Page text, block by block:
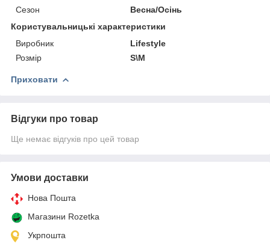
Сезон
Весна/Осінь
Користувальницькі характеристики
Виробник
Lifestyle
Розмір
S\M
Приховати
Відгуки про товар
Ще немає відгуків про цей товар
Умови доставки
Нова Пошта
Магазини Rozetka
Укрпошта